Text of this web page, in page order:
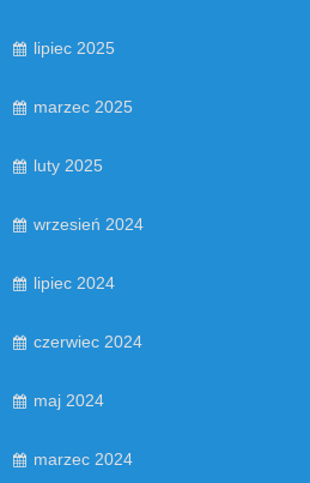
lipiec 2025
marzec 2025
luty 2025
wrzesień 2024
lipiec 2024
czerwiec 2024
maj 2024
marzec 2024